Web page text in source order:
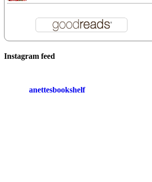
Instagram feed
anettesbookshelf